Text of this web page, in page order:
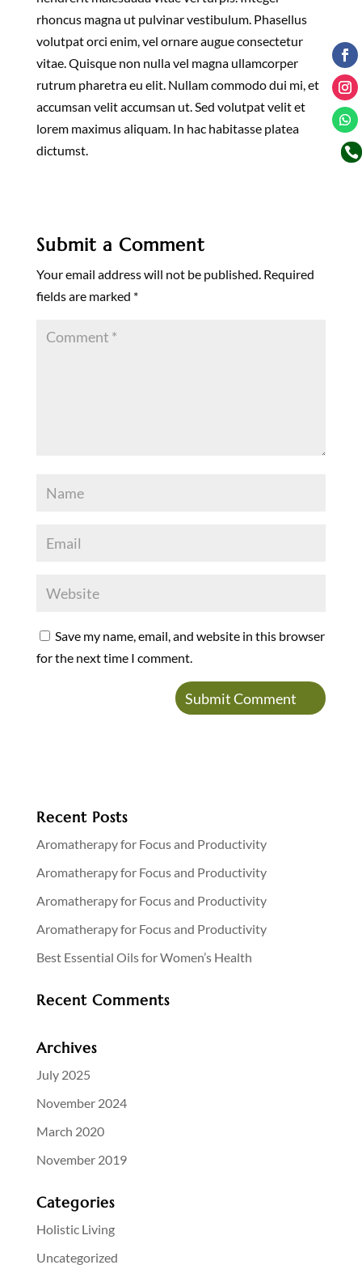
rhoncus magna ut pulvinar vestibulum. Phasellus
volutpat orci enim, vel ornare augue consectetur
vitae. Quisque non nulla vel magna ullamcorper
rutrum pharetra eu elit. Nullam commodo dui mi, et
accumsan velit accumsan ut. Sed volutpat velit et
lorem maximus aliquam. In hac habitasse platea
dictumst.
Submit a Comment
Your email address will not be published. Required
fields are marked *
Save my name, email, and website in this browser
for the next time I comment.
Recent Posts
Aromatherapy for Focus and Productivity
Aromatherapy for Focus and Productivity
Aromatherapy for Focus and Productivity
Aromatherapy for Focus and Productivity
Best Essential Oils for Women’s Health
Recent Comments
Archives
July 2025
November 2024
March 2020
November 2019
Categories
Holistic Living
Uncategorized
